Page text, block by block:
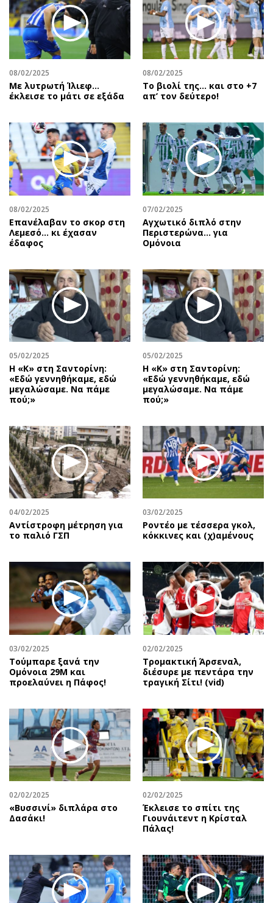
08/02/2025
Με λυτρωτή Ίλιεφ…
έκλεισε το μάτι σε εξάδα
08/02/2025
Το βιολί της… και στο +7
απ’ τον δεύτερο!
08/02/2025
Επανέλαβαν το σκορ στη
Λεμεσό… κι έχασαν
έδαφος
07/02/2025
Αγχωτικό διπλό στην
Περιστερώνα… για
Ομόνοια
05/02/2025
Η «Κ» στη Σαντορίνη:
«Εδώ γεννηθήκαμε, εδώ
μεγαλώσαμε. Να πάμε
πού;»
05/02/2025
Η «Κ» στη Σαντορίνη:
«Εδώ γεννηθήκαμε, εδώ
μεγαλώσαμε. Να πάμε
πού;»
04/02/2025
Αντίστροφη μέτρηση για
το παλιό ΓΣΠ
03/02/2025
Ροντέο με τέσσερα γκολ,
κόκκινες και (χ)αμένους
03/02/2025
Τούμπαρε ξανά την
Ομόνοια 29Μ και
προελαύνει η Πάφος!
02/02/2025
Τρομακτική Άρσεναλ,
διέσυρε με πεντάρα την
τραγική Σίτι! (vid)
02/02/2025
«Βυσσινί» διπλάρα στο
Δασάκι!
02/02/2025
Έκλεισε το σπίτι της
Γιουνάιτεντ η Κρίσταλ
Πάλας!